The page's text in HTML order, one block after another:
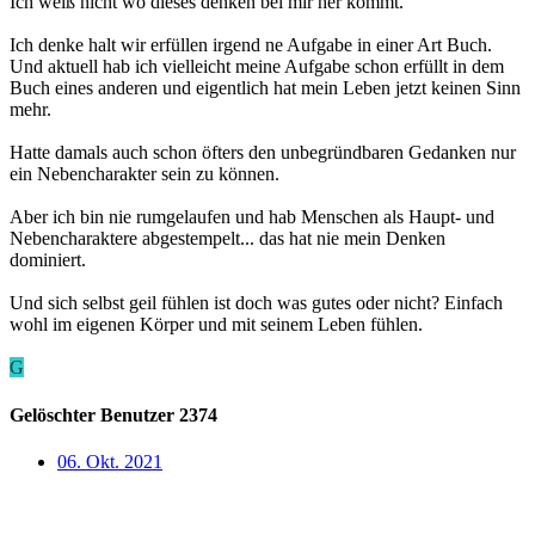
Ich denke halt wir erfüllen irgend ne Aufgabe in einer Art Buch.
Und aktuell hab ich vielleicht meine Aufgabe schon erfüllt in dem
Buch eines anderen und eigentlich hat mein Leben jetzt keinen Sinn
mehr.
Hatte damals auch schon öfters den unbegründbaren Gedanken nur
ein Nebencharakter sein zu können.
Aber ich bin nie rumgelaufen und hab Menschen als Haupt- und
Nebencharaktere abgestempelt... das hat nie mein Denken
dominiert.
Und sich selbst geil fühlen ist doch was gutes oder nicht? Einfach
wohl im eigenen Körper und mit seinem Leben fühlen.
G
Gelöschter Benutzer 2374
06. Okt. 2021